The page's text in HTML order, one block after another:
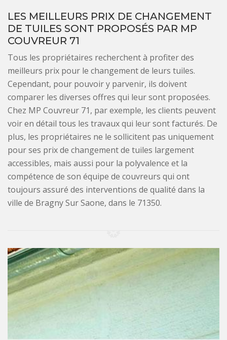
LES MEILLEURS PRIX DE CHANGEMENT
DE TUILES SONT PROPOSÉS PAR MP
COUVREUR 71
Tous les propriétaires recherchent à profiter des
meilleurs prix pour le changement de leurs tuiles.
Cependant, pour pouvoir y parvenir, ils doivent
comparer les diverses offres qui leur sont proposées.
Chez MP Couvreur 71, par exemple, les clients peuvent
voir en détail tous les travaux qui leur sont facturés. De
plus, les propriétaires ne le sollicitent pas uniquement
pour ses prix de changement de tuiles largement
accessibles, mais aussi pour la polyvalence et la
compétence de son équipe de couvreurs qui ont
toujours assuré des interventions de qualité dans la
ville de Bragny Sur Saone, dans le 71350.